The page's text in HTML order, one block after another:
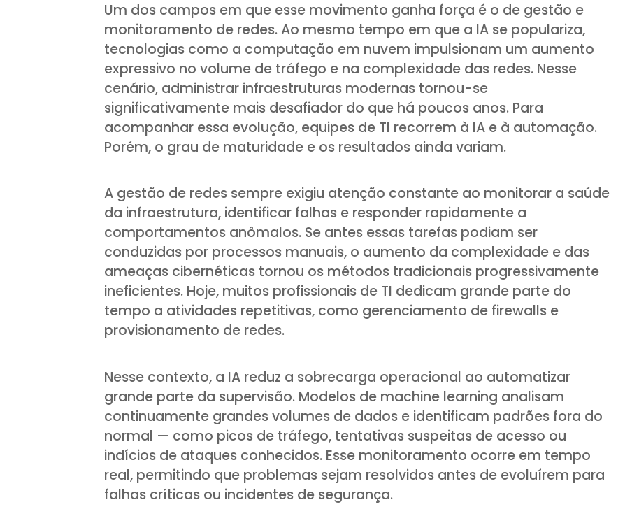
Um dos campos em que esse movimento ganha força é o de gestão e
monitoramento de redes. Ao mesmo tempo em que a IA se populariza,
tecnologias como a computação em nuvem impulsionam um aumento
expressivo no volume de tráfego e na complexidade das redes. Nesse
cenário, administrar infraestruturas modernas tornou-se
significativamente mais desafiador do que há poucos anos. Para
acompanhar essa evolução, equipes de TI recorrem à IA e à automação.
Porém, o grau de maturidade e os resultados ainda variam.
A gestão de redes sempre exigiu atenção constante ao monitorar a saúde
da infraestrutura, identificar falhas e responder rapidamente a
comportamentos anômalos. Se antes essas tarefas podiam ser
conduzidas por processos manuais, o aumento da complexidade e das
ameaças cibernéticas tornou os métodos tradicionais progressivamente
ineficientes. Hoje, muitos profissionais de TI dedicam grande parte do
tempo a atividades repetitivas, como gerenciamento de firewalls e
provisionamento de redes.
Nesse contexto, a IA reduz a sobrecarga operacional ao automatizar
grande parte da supervisão. Modelos de machine learning analisam
continuamente grandes volumes de dados e identificam padrões fora do
normal — como picos de tráfego, tentativas suspeitas de acesso ou
indícios de ataques conhecidos. Esse monitoramento ocorre em tempo
real, permitindo que problemas sejam resolvidos antes de evoluírem para
falhas críticas ou incidentes de segurança.